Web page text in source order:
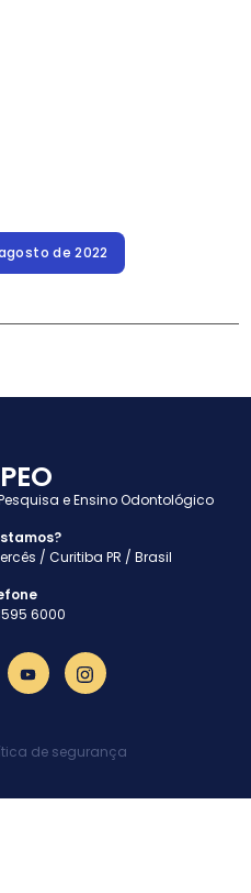
de 2022
e Ensino Odontológico
/ Curitiba PR / Brasil
6000
de segurança